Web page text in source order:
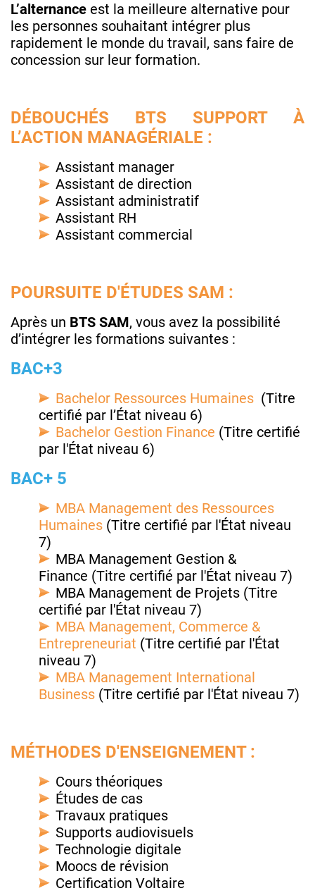
L’alternance est la meilleure alternative pour
les personnes souhaitant intégrer plus
rapidement le monde du travail, sans faire de
concession sur leur formation.​
DÉBOUCHÉS BTS SUPPORT À
L’ACTION MANAGÉRIALE :
Assistant manager
Assistant de direction
Assistant administratif
Assistant RH
Assistant commercial
POURSUITE D'ÉTUDES SAM :
Après un BTS SAM, vous avez la possibilité
d’intégrer les formations suivantes :
BAC+3
Bachelor Ressources Humaines (Titre
certifié par l’État niveau 6)
Bachelor Gestion Finance (Titre certifié
par l'État niveau 6)
BAC+ 5
MBA Management des Ressources
Humaines (Titre certifié par l'État niveau
7)
MBA Management Gestion &
Finance (Titre certifié par l'État niveau 7)
MBA Management de Projets (Titre
certifié par l'État niveau 7)
MBA Management, Commerce &
Entrepreneuriat (Titre certifié par l'État
niveau 7)
MBA Management International
Business (Titre certifié par l'État niveau 7)
MÉTHODES D'ENSEIGNEMENT :
Cours théoriques
Études de cas
Travaux pratiques
Supports audiovisuels
Technologie digitale
Moocs de révision
Certification Voltaire